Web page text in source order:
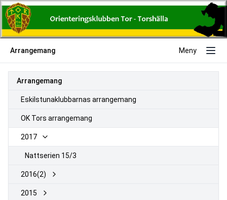
Arrangemang Meny
Arrangemang
Eskilstunaklubbarnas arrangemang
OK Tors arrangemang
2017
Nattserien 15/3
2016(2)
2015